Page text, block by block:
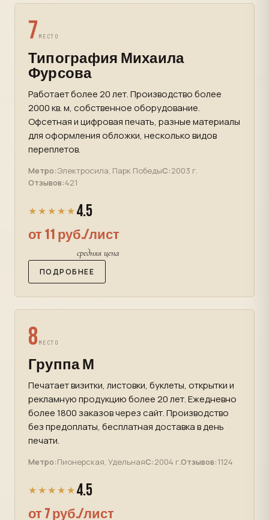
7 МЕСТО
Типография Михаила
Фурсова
Работает более 20 лет. Производство более
2000 кв. м, собственное оборудование.
Офсетная и цифровая печать, разные материалы
для оформления обложки, несколько видов
переплетов.
Метро:Электросила, Парк ПобедыС:2003 г.
Отзывов:421
★★★★★ 4.5
от 11 руб./лист
средняя цена
ПОДРОБНЕЕ
8 МЕСТО
Группа М
Печатает визитки, листовки, буклеты, открытки и
рекламную продукцию более 20 лет. Ежедневно
более 1800 заказов через сайт. Производство
без предоплаты, бесплатная доставка в день
печати.
Метро:Пионерская, УдельнаяС:2004 г.Отзывов:1124
★★★★★ 4.5
от 7 руб./лист